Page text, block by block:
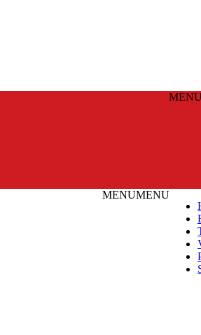
MENU
MENUMENU